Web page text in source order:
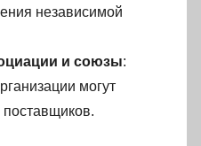
независимой
и союзы:
могут